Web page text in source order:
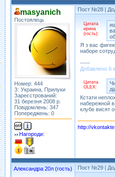
masyanich
Постоялець
Номер: 444
З: Украина, Прилуки
Зареєстрований:
31 березня 2008 р.
Повідомлень: 347
Попереджень: 0
Нагороди:
Пост №28 |
Цитата
ирина
(гость):
Я з вас
наборе
-----
Добавлено 6
Цитата
OLEX:
Кстати
набережной
клубе висят
http://
Александра 20л (гость) Пост №29 |